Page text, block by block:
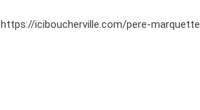
https://iciboucherville.com/pere-marquette